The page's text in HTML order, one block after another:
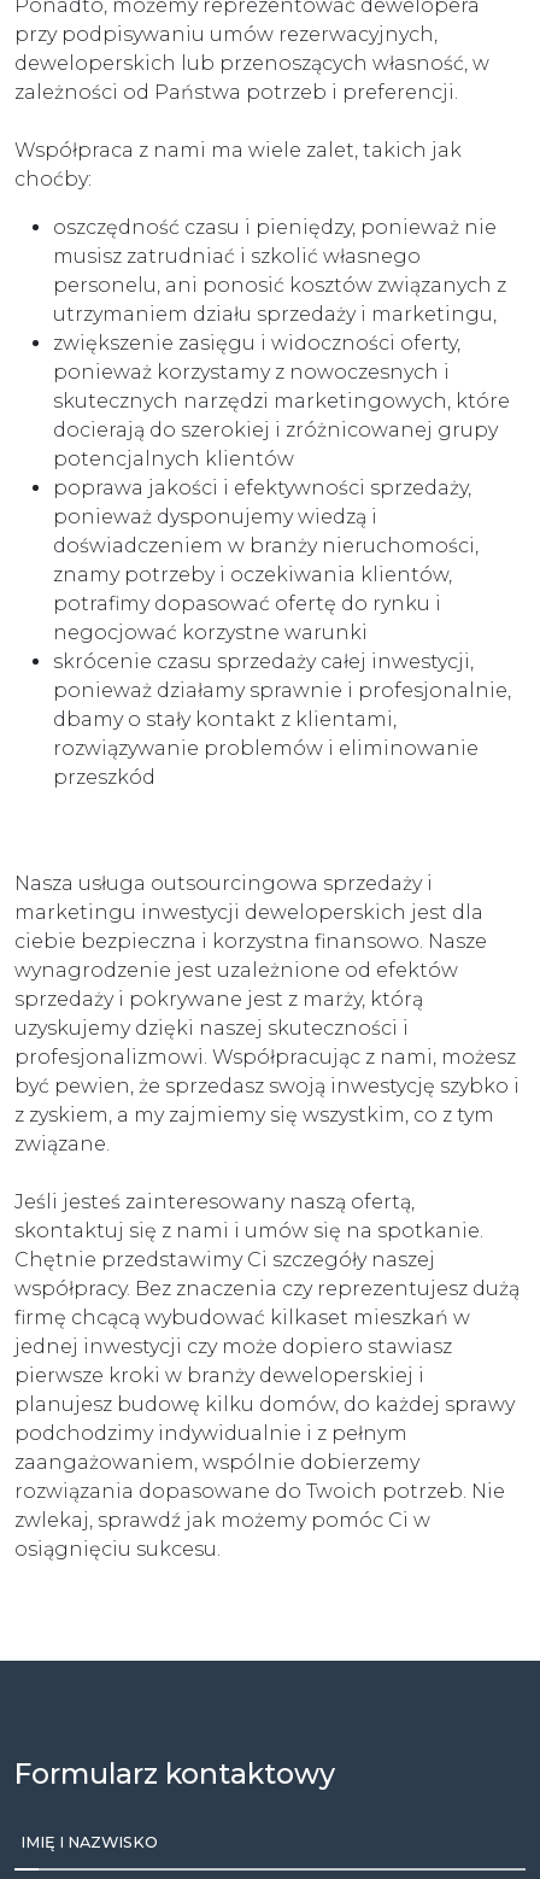
Ponadto, możemy reprezentować dewelopera
przy podpisywaniu umów rezerwacyjnych,
deweloperskich lub przenoszących własność, w
zależności od Państwa potrzeb i preferencji.
Współpraca z nami ma wiele zalet, takich jak
choćby:
oszczędność czasu i pieniędzy, ponieważ nie
musisz zatrudniać i szkolić własnego
personelu, ani ponosić kosztów związanych z
utrzymaniem działu sprzedaży i marketingu,
zwiększenie zasięgu i widoczności oferty,
ponieważ korzystamy z nowoczesnych i
skutecznych narzędzi marketingowych, które
docierają do szerokiej i zróżnicowanej grupy
potencjalnych klientów
poprawa jakości i efektywności sprzedaży,
ponieważ dysponujemy wiedzą i
doświadczeniem w branży nieruchomości,
znamy potrzeby i oczekiwania klientów,
potrafimy dopasować ofertę do rynku i
negocjować korzystne warunki
skrócenie czasu sprzedaży całej inwestycji,
ponieważ działamy sprawnie i profesjonalnie,
dbamy o stały kontakt z klientami,
rozwiązywanie problemów i eliminowanie
przeszkód
Nasza usługa outsourcingowa sprzedaży i
marketingu inwestycji deweloperskich jest dla
ciebie bezpieczna i korzystna finansowo. Nasze
wynagrodzenie jest uzależnione od efektów
sprzedaży i pokrywane jest z marży, którą
uzyskujemy dzięki naszej skuteczności i
profesjonalizmowi. Współpracując z nami, możesz
być pewien, że sprzedasz swoją inwestycję szybko i
z zyskiem, a my zajmiemy się wszystkim, co z tym
związane.
Jeśli jesteś zainteresowany naszą ofertą,
skontaktuj się z nami i umów się na spotkanie.
Chętnie przedstawimy Ci szczegóły naszej
współpracy. Bez znaczenia czy reprezentujesz dużą
firmę chcącą wybudować kilkaset mieszkań w
jednej inwestycji czy może dopiero stawiasz
pierwsze kroki w branży deweloperskiej i
planujesz budowę kilku domów, do każdej sprawy
podchodzimy indywidualnie i z pełnym
zaangażowaniem, wspólnie dobierzemy
rozwiązania dopasowane do Twoich potrzeb. Nie
zwlekaj, sprawdź jak możemy pomóc Ci w
osiągnięciu sukcesu.
Formularz kontaktowy
IMIĘ I NAZWISKO